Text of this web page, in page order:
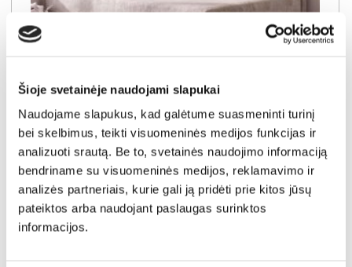
Šioje svetainėje naudojami slapukai
Naudojame slapukus, kad galėtume suasmeninti turinį
bei skelbimus, teikti visuomeninės medijos funkcijas ir
analizuoti srautą. Be to, svetainės naudojimo informaciją
bendriname su visuomeninės medijos, reklamavimo ir
analizės partneriais, kurie gali ją pridėti prie kitos jūsų
pateiktos arba naudojant paslaugas surinktos
informacijos.
NAUJIENA YRA SANDĖLYJE
SALLY-120 (III gr.) lova-tachta (Toro-35) K
Išmatavimai: A:91cmP:129cmG:210cm
Miegamoji dalis:P:120cm I:200cm
užsakymams
450€
Skirtumas tarp užsakomų ir sandėlyje
esančių prekių kainų
- 21€